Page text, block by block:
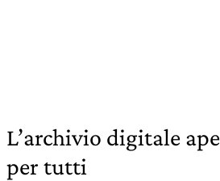
L’archivio digitale
per tutti